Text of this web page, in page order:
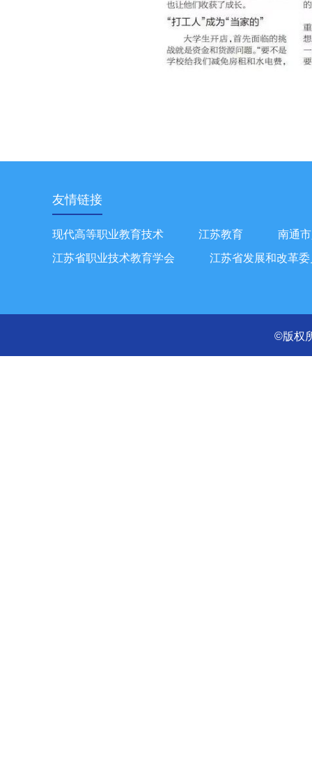
友情链接
现代高等职业教育技术 江苏教育
南通
江苏省职业技术教育学会
江苏省发展和改革
©版权